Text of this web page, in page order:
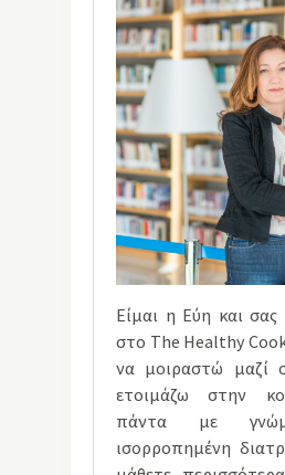
Είμαι η Εύη και σας
στο The Healthy
να μοιραστώ μαζί
ετοιμάζω στην
πάντα με
ισορροπημένη